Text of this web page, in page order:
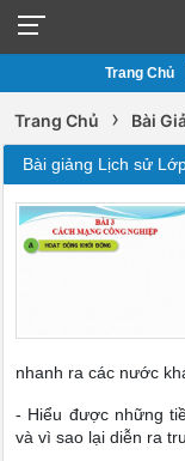
Trang Chủ
Trang Chủ › Bài
Bài giảng Lịch sử
nhanh ra các nước
- Hiểu được những
và vì sao lại diễn ra